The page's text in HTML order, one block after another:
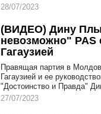
28/07/2023
(ВИДЕО) Дину
невозможно" PAS
Гагаузией
Правящая партия в
Гагаузией и ее
"Достоинство и Правда"
27/07/2023